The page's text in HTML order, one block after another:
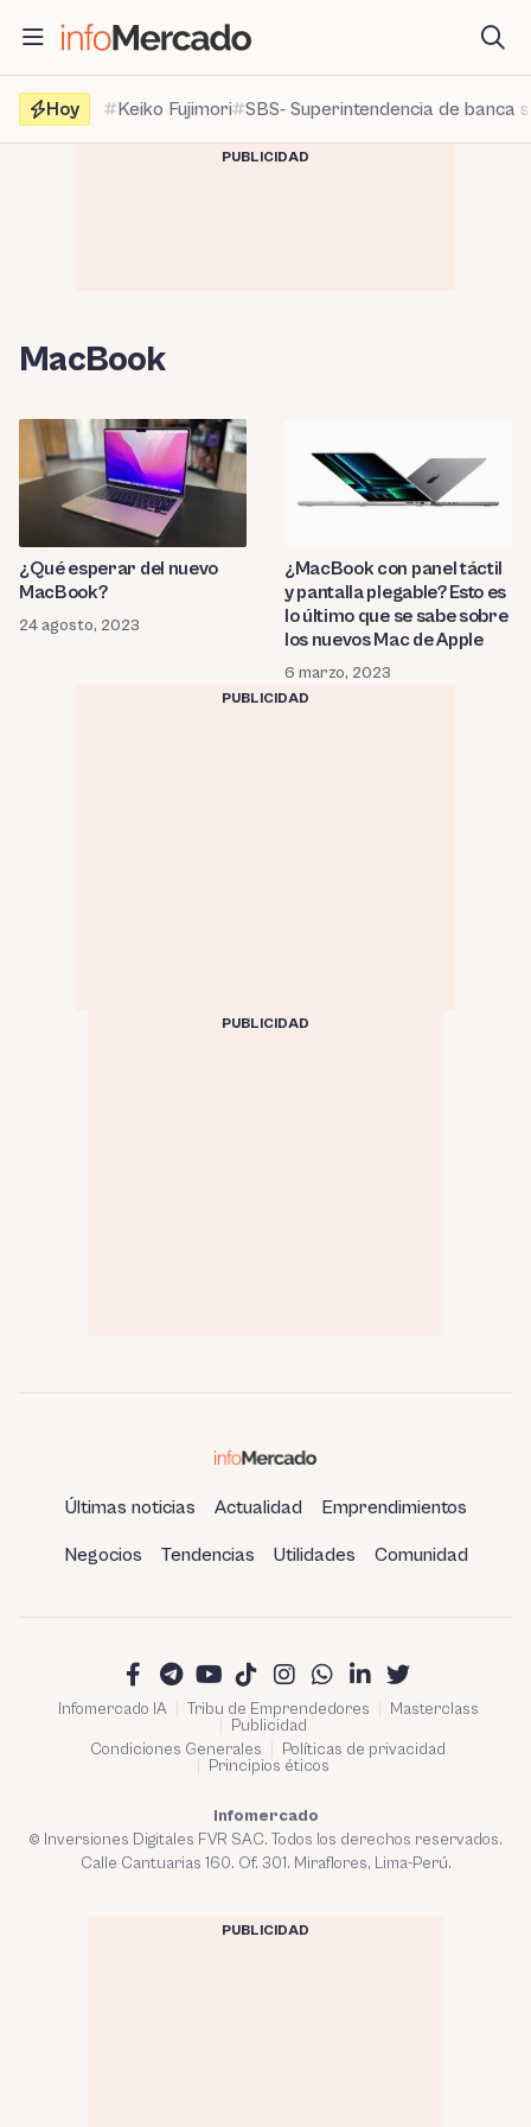
contenido
Hoy
Keiko Fujimori SBS- Superintendencia de banca
PUBLICIDAD
MacBook
¿Qué esperar del nuevo
MacBook?
24 agosto, 2023
¿MacBook con panel táctil
y pantalla plegable? Esto es
lo último que se sabe sobre
los nuevos Mac de Apple
6 marzo, 2023
PUBLICIDAD
PUBLICIDAD
Últimas noticias Actualidad Emprendimientos
Negocios Tendencias Utilidades Comunidad
Infomercado IA Tribu de Emprendedores
Masterclass
Publicidad
Condiciones Generales
Políticas de privacidad
Principios éticos
Infomercado
© Inversiones Digitales FVR SAC. Todos los derechos reservados.
Calle Cantuarias 160. Of. 301. Miraflores, Lima-Perú.
PUBLICIDAD